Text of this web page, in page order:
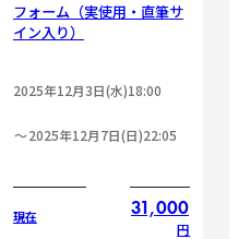
フォーム（実使用・直筆サ
イン入り）
2025年12月3日(水)18:00
2025年12月7日(日)22:05
現在 31,000
円